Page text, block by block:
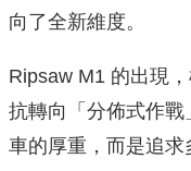
向了全新維度。
Ripsaw M1 的出現
抗轉向「分佈式作戰
車的厚重，而是追